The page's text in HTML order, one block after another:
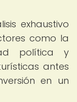
exhaustivo
como la
política y
antes
en un